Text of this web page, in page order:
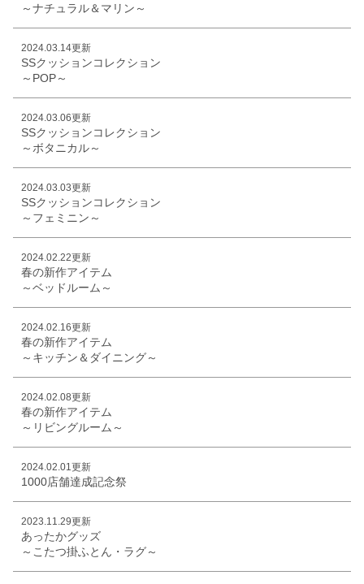
～ナチュラル＆マリン～
2024.03.14更新
SSクッションコレクション
～POP～
2024.03.06更新
SSクッションコレクション
～ボタニカル～
2024.03.03更新
SSクッションコレクション
～フェミニン～
2024.02.22更新
春の新作アイテム
～ベッドルーム～
2024.02.16更新
春の新作アイテム
～キッチン＆ダイニング～
2024.02.08更新
春の新作アイテム
～リビングルーム～
2024.02.01更新
1000店舗達成記念祭
2023.11.29更新
あったかグッズ
～こたつ掛ふとん・ラグ～